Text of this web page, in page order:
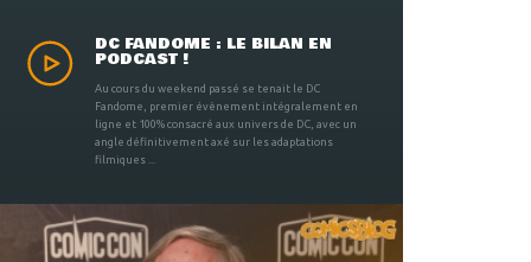
DC FANDOME : LE BILAN EN
PODCAST !
Au cours du weekend passé se tenait le DC
Fandome, premier évènement intégralement en
ligne et 100% consacré aux univers de DC, avec un
angle définitivement axé sur les adaptations
filmiques ...